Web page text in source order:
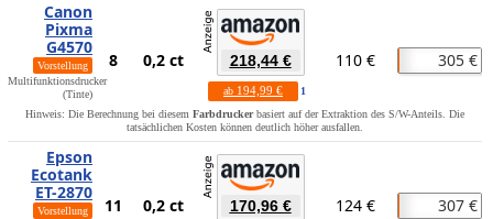
Canon
Pixma
G4570
Vorstellung
Multifunktionsdrucker
(Tinte)
8 0,2 ct 218,44 €
ab 194,99 € 1
110 € 305 €
Hinweis: Die Berechnung bei diesem Farbdruckerbasiert auf der Extraktion des S/W-Anteils. Die
tatsächlichen Kosten können deutlich höher ausfallen.
Epson
Ecotank
ET-2870
Vorstellung
11 0,2 ct 170,96 € 124 € 307 €